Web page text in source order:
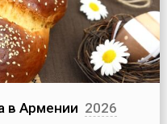
в Армении 2026